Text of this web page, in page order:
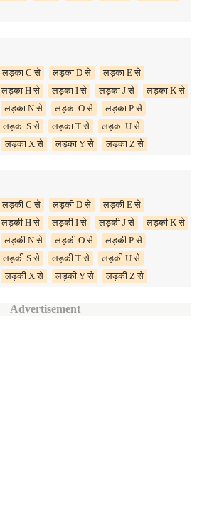
लड़का C से लड़का D से
लड़का E से
लड़का H से लड़का I से लड़का J से
लड़का K से
लड़का N से लड़का O से
लड़का P से
लड़का S से लड़का T से
लड़का U से
लड़का X से लड़का Y से लड़का Z से
लड़की C से लड़की D से
लड़की E से
लड़की H से लड़की I से लड़की J से
लड़की K से
लड़की N से लड़की O से
लड़की P से
लड़की S से लड़की T से
लड़की U से
लड़की X से लड़की Y से लड़की Z से
Advertisement